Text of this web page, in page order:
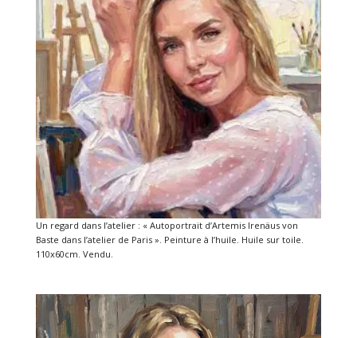
Un regard dans l’atelier : « Autoportrait d’Artemis Irenäus von
Baste dans l’atelier de Paris ». Peinture à l’huile. Huile sur toile.
110x60cm. Vendu.